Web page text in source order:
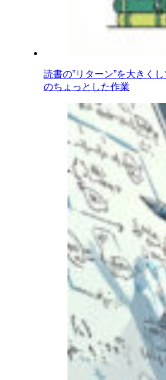
読書の”リターン”を大きく
のちょっとした作業